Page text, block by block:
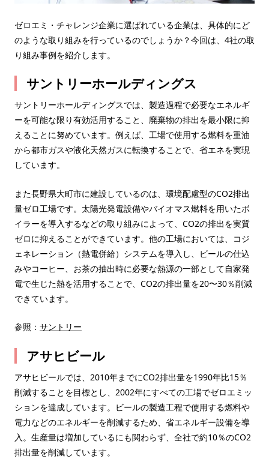
ゼロエミ・チャレンジ企業に選ばれている企業は、具体的にど
のような取り組みを行っているのでしょうか？今回は、4社の取
り組み事例を紹介します。
サントリーホールディングス
サントリーホールディングスでは、製造過程で必要なエネルギ
ーを可能な限り有効活用すること、廃棄物の排出を最小限に抑
えることに努めています。例えば、工場で使用する燃料を重油
から都市ガスや液化天然ガスに転換することで、省エネを実現
しています。
また長野県大町市に建設しているのは、環境配慮型のCO2排出
量ゼロ工場です。太陽光発電設備やバイオマス燃料を用いたボ
イラーを導入するなどの取り組みによって、CO2の排出を実質
ゼロに抑えることができています。他の工場においては、コジ
ェネレーション（熱電併給）システムを導入し、ビールの仕込
みやコーヒー、お茶の抽出時に必要な熱源の一部として自家発
電で生じた熱を活用することで、CO2の排出量を20〜30％削減
できています。
参照： サントリー
アサヒビール
アサヒビールでは、2010年までにCO2排出量を1990年比15％
削減することを目標とし、2002年にすべての工場でゼロエミッ
ションを達成しています。ビールの製造工程で使用する燃料や
電力などのエネルギーを削減するため、省エネルギー設備を導
入。生産量は増加しているにも関わらず、全社で約10％のCO2
排出量を削減しています。